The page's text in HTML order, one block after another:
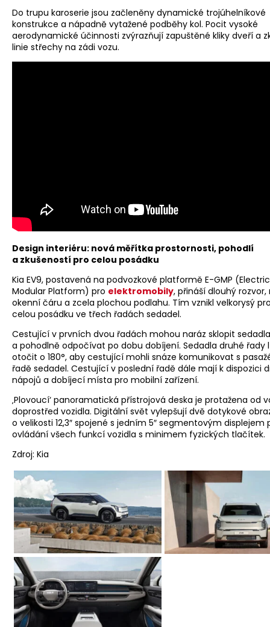
Do trupu karoserie jsou začleněny dynamické trojúhelníkové
konstrukce a nápadně vytažené podběhy kol. Pocit vysoké
aerodynamické účinnosti zvýrazňují zapuštěné kliky dveří a
linie střechy na zádi vozu.
Design interiéru: nová měřítka prostornosti, pohodlí
a zkušeností pro celou posádku
Kia EV9, postavená na podvozkové platformě E-GMP
Modular Platform) pro elektromobily, přináší dlouhý rozvor,
okenní čáru a zcela plochou podlahu. Tím vznikl velkorysý
celou posádku ve třech řadách sedadel.
Cestující v prvních dvou řadách mohou naráz sklopit sedadla
a pohodlně odpočívat po dobu dobíjení. Sedadla druhé řady
otočit o 180°, aby cestující mohli snáze komunikovat s
řadě sedadel. Cestující v poslední řadě dále mají k dispozici
nápojů a dobíjecí místa pro mobilní zařízení.
‚Plovoucí‘ panoramatická přístrojová deska je protažena od
doprostřed vozidla. Digitální svět vylepšují dvě dotykové
o velikosti 12,3″ spojené s jedním 5″ segmentovým displejem
ovládání všech funkcí vozidla s minimem fyzických tlačítek.
Zdroj: Kia